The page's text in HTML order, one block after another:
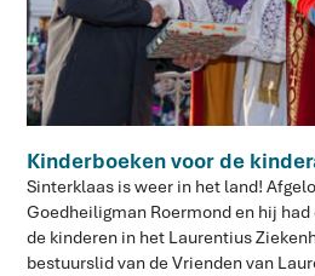
Kinderboeken voor de
Sinterklaas is weer in het land!
Goedheiligman Roermond en hij
de kinderen in het Laurentius
bestuurslid van de Vrienden van